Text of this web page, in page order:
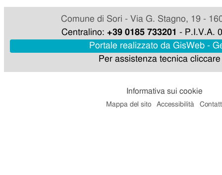
Comune di Sori - Via G. Stagno, 19 -
Centralino: +39 0185 733201 - P.I.V.A.
Portale realizzato da GisWeb -
Per assistenza tecnica
Informativa sui cookie
Mappa del sito Accessibilità